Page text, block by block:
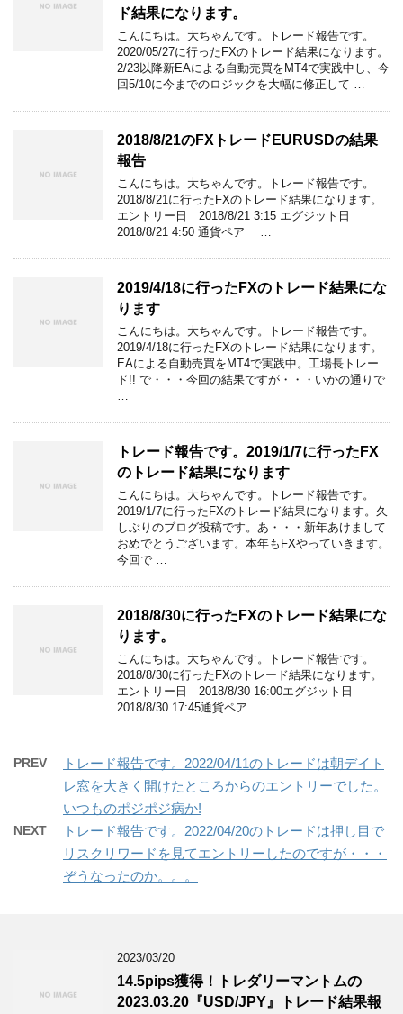
ド結果になります。
こんにちは。大ちゃんです。トレード報告です。
2020/05/27に行ったFXのトレード結果になります。
2/23以降新EAによる自動売買をMT4で実践中し、今
回5/10に今までのロジックを大幅に修正して …
2018/8/21のFXトレードEURUSDの結果
報告
こんにちは。大ちゃんです。トレード報告です。
2018/8/21に行ったFXのトレード結果になります。
エントリー日 2018/8/21 3:15 エグジット日
2018/8/21 4:50 通貨ペア …
2019/4/18に行ったFXのトレード結果にな
ります
こんにちは。大ちゃんです。トレード報告です。
2019/4/18に行ったFXのトレード結果になります。
EAによる自動売買をMT4で実践中。工場長トレー
ド!! で・・・今回の結果ですが・・・いかの通りで
…
トレード報告です。2019/1/7に行ったFX
のトレード結果になります
こんにちは。大ちゃんです。トレード報告です。
2019/1/7に行ったFXのトレード結果になります。久
しぶりのブログ投稿です。あ・・・新年あけまして
おめでとうございます。本年もFXやっていきます。
今回で …
2018/8/30に行ったFXのトレード結果にな
ります。
こんにちは。大ちゃんです。トレード報告です。
2018/8/30に行ったFXのトレード結果になります。
エントリー日 2018/8/30 16:00エグジット日
2018/8/30 17:45通貨ペア …
PREV
トレード報告です。2022/04/11のトレードは朝デイト
レ窓を大きく開けたところからのエントリーでした。
いつものポジポジ病か!
NEXT
トレード報告です。2022/04/20のトレードは押し目で
リスクリワードを見てエントリーしたのですが・・・
ぞうなったのか。。。
2023/03/20
14.5pips獲得！トレダリーマントムの
2023.03.20『USD/JPY』トレード結果報